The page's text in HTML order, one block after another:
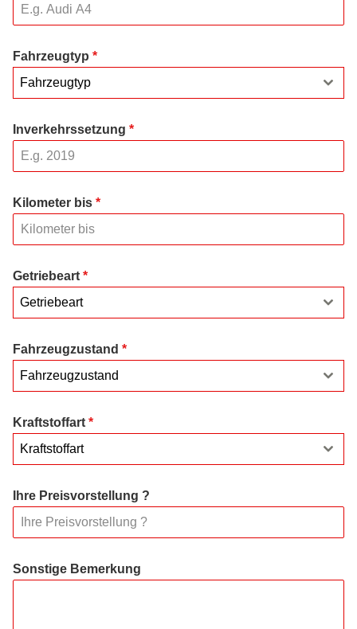
Fahrzeugtyp *
Fahrzeugtyp
Inverkehrssetzung *
Kilometer bis *
Getriebeart *
Getriebeart
Fahrzeugzustand *
Fahrzeugzustand
Kraftstoffart *
Kraftstoffart
Ihre Preisvorstellung ?
Sonstige Bemerkung